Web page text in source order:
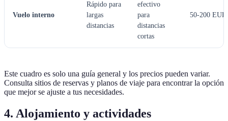
Vuelo interno
Rápido para
largas
distancias
efectivo
para
distancias
cortas
50-200 EUR
Este cuadro es solo una guía general y los precios pueden variar.
Consulta sitios de reservas y planos de viaje para encontrar la opción
que mejor se ajuste a tus necesidades.
4. Alojamiento y actividades